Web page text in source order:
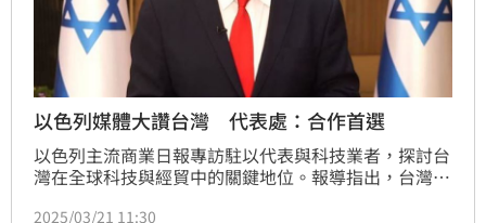
以色列媒體大讚台灣 代表處：合作首選
以色列主流商業日報專訪駐以代表與科技業者，探討台
灣在全球科技與經貿中的關鍵地位。報導指出，台灣作
2025/03/21 11:30